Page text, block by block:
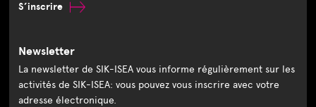
S’inscrire
Newsletter
La newsletter de SIK-ISEA vous informe régulièrement sur les
activités de SIK-ISEA: vous pouvez vous inscrire avec votre
adresse électronique.